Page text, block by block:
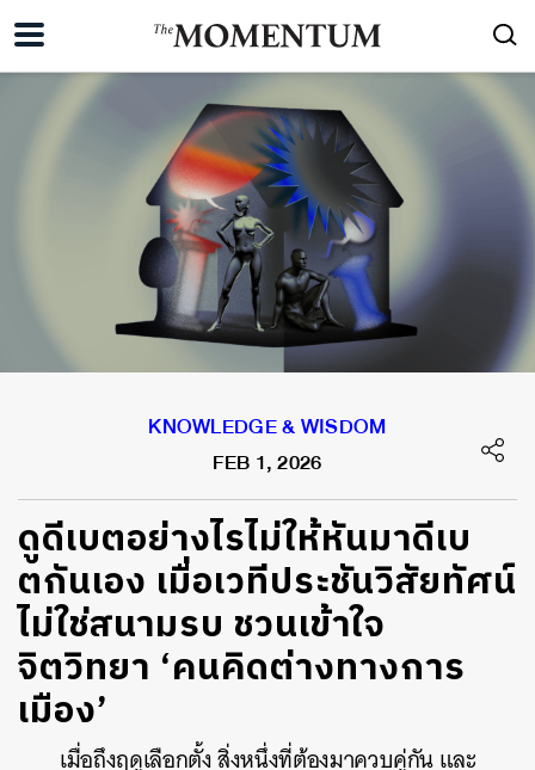
KNOWLEDGE & WISDOM
FEB 1, 2026
ดูดีเบตอย่างไรไม่ให้หันมาดีเบ
ตกันเอง เมื่อเวทีประชันวิสัยทัศน์
ไม่ใช่สนามรบ ชวนเข้าใจ
จิตวิทยา ‘คนคิดต่างทางการ
เมือง’
เมื่อถึงฤดูเลือกตั้ง สิ่งหนึ่งที่ต้องมาควบคู่กัน และ